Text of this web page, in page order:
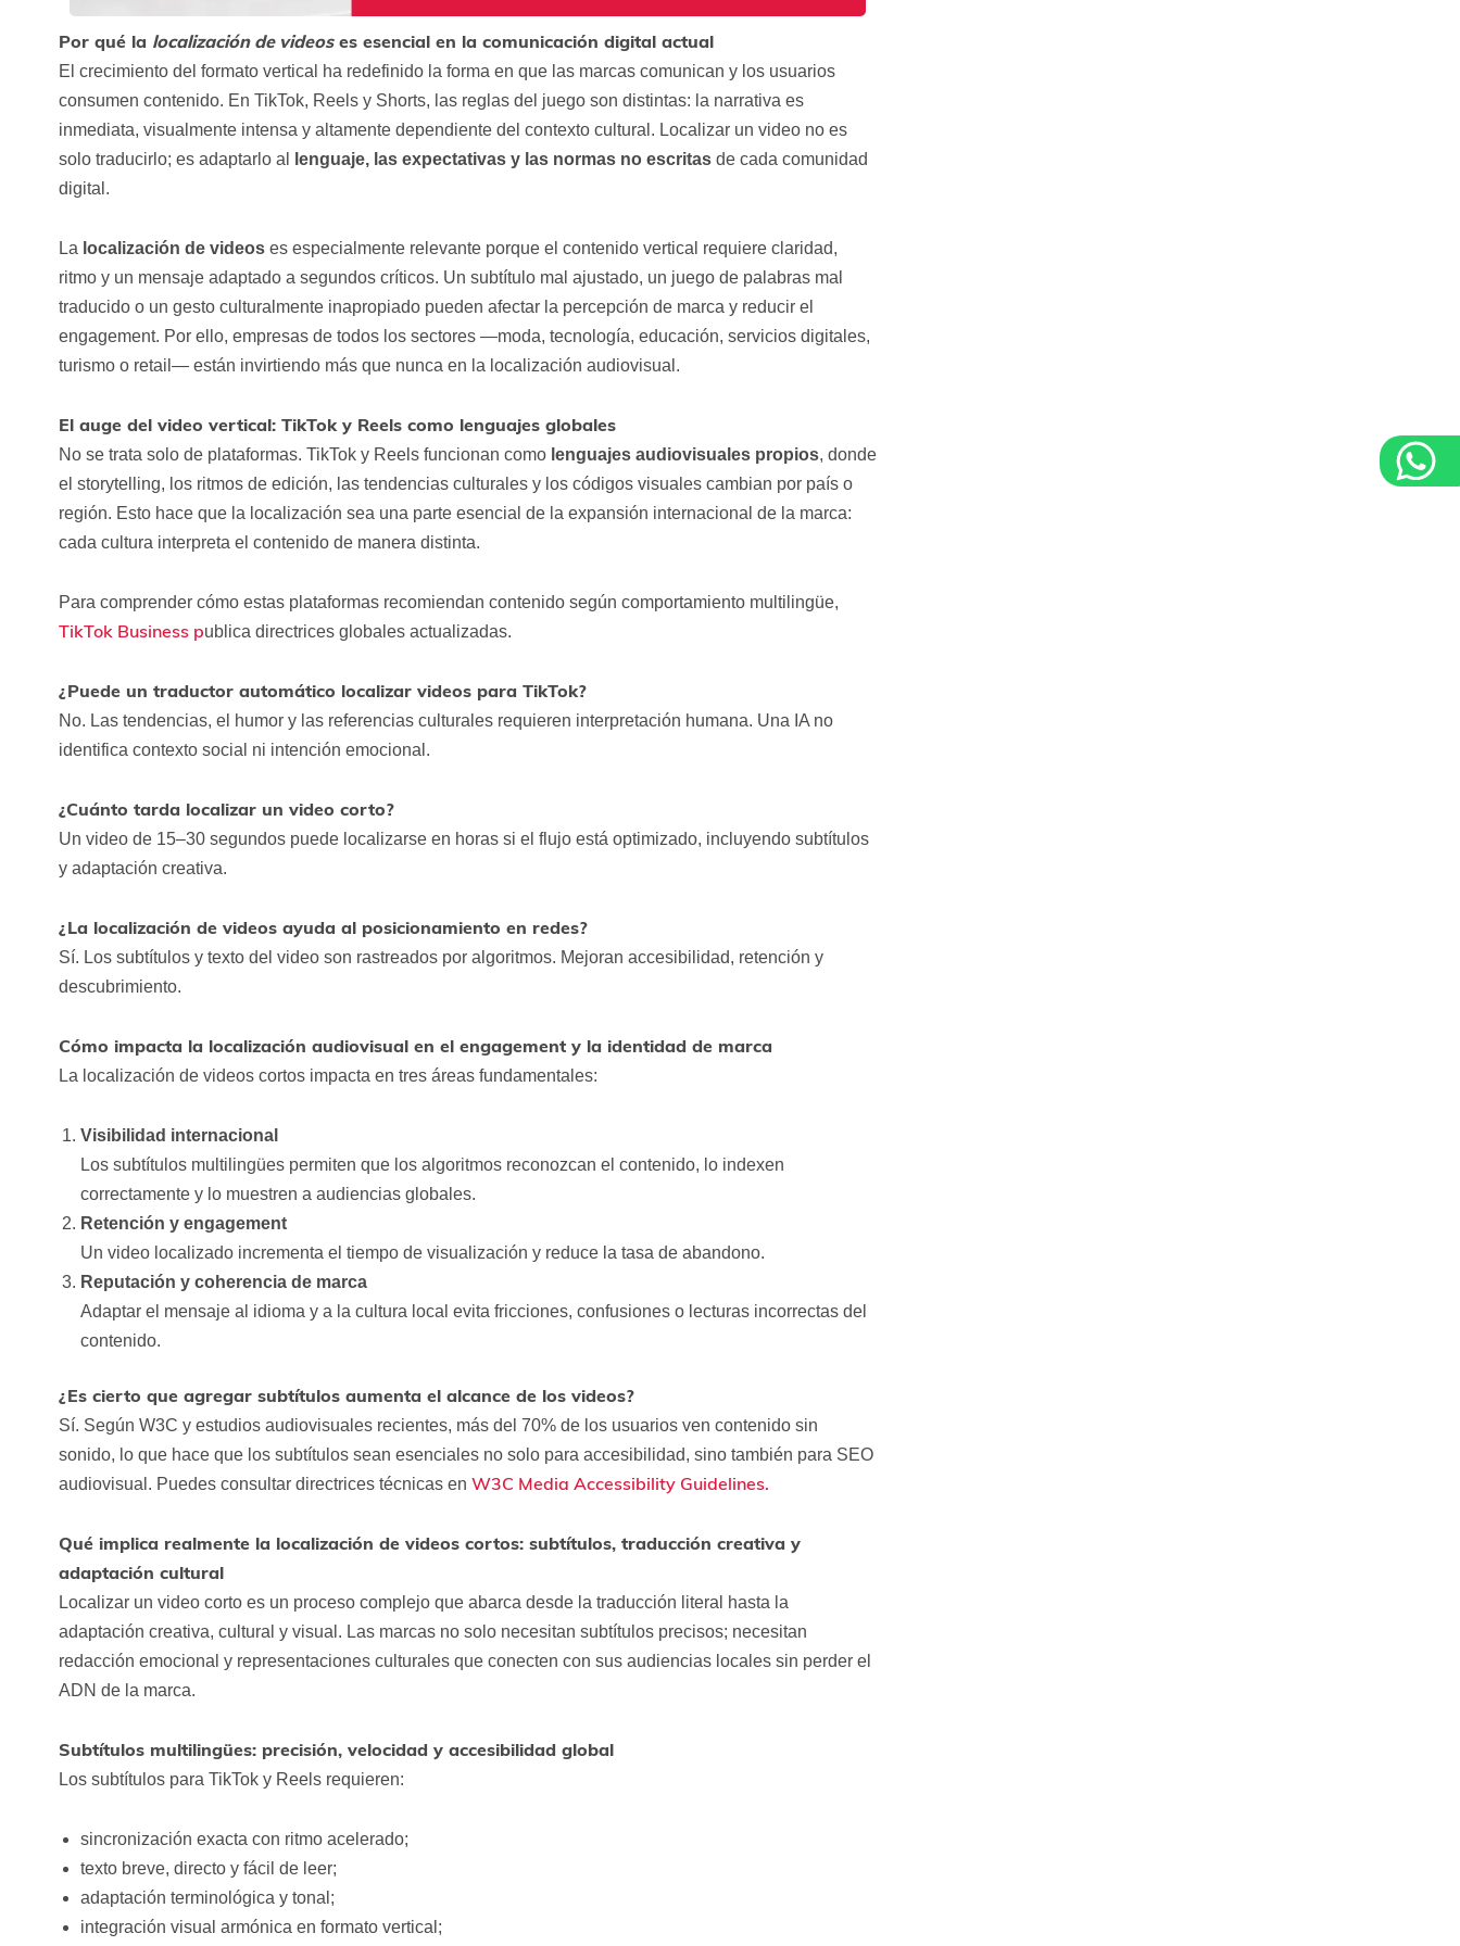
Por qué la localización de videoses esencial en la comunicación digital actual
El crecimiento del formato vertical ha redefinido la forma en que las marcas comunican y los usuarios
consumen contenido. En TikTok, Reels y Shorts, las reglas del juego son distintas: la narrativa es
inmediata, visualmente intensa y altamente dependiente del contexto cultural. Localizar un video no es
solo traducirlo; es adaptarlo al
lenguaje, las expectativas y las normas no escritasde cada comunidad
digital.
La localización de videoses especialmente relevante porque el contenido vertical requiere claridad,
ritmo y un mensaje adaptado a segundos críticos. Un subtítulo mal ajustado, un juego de palabras mal
traducido o un gesto culturalmente inapropiado pueden afectar la percepción de marca y reducir el
engagement. Por ello, empresas de todos los sectores —moda, tecnología, educación, servicios digitales,
turismo o retail— están invirtiendo más que nunca en la localización audiovisual.
El auge del video vertical: TikTok y Reels como lenguajes globales
No se trata solo de plataformas. TikTok y Reels funcionan como lenguajes audiovisuales propios, donde
el storytelling, los ritmos de edición, las tendencias culturales y los códigos visuales cambian por país o
región. Esto hace que la localización sea una parte esencial de la expansión internacional de la marca:
cada cultura interpreta el contenido de manera distinta.
Para comprender cómo estas plataformas recomiendan contenido según comportamiento multilingüe,
TikTok Business publica directrices globales actualizadas.
¿Puede un traductor automático localizar videos para TikTok?
No. Las tendencias, el humor y las referencias culturales requieren interpretación humana. Una IA no
identifica contexto social ni intención emocional.
¿Cuánto tarda localizar un video corto?
Un video de 15–30 segundos puede localizarse en horas si el flujo está optimizado, incluyendo subtítulos
y adaptación creativa.
¿La localización de videos ayuda al posicionamiento en redes?
Sí. Los subtítulos y texto del video son rastreados por algoritmos. Mejoran accesibilidad, retención y
descubrimiento.
Cómo impacta la localización audiovisual en el engagement y la identidad de marca
La localización de videos cortos impacta en tres áreas fundamentales:
Visibilidad internacional
Los subtítulos multilingües permiten que los algoritmos reconozcan el contenido, lo indexen
correctamente y lo muestren a audiencias globales.
Retención y engagement
Un video localizado incrementa el tiempo de visualización y reduce la tasa de abandono.
Reputación y coherencia de marca
Adaptar el mensaje al idioma y a la cultura local evita fricciones, confusiones o lecturas incorrectas del
contenido.
¿Es cierto que agregar subtítulos aumenta el alcance de los videos?
Sí. Según W3C y estudios audiovisuales recientes, más del 70% de los usuarios ven contenido sin
sonido, lo que hace que los subtítulos sean esenciales no solo para accesibilidad, sino también para SEO
audiovisual. Puedes consultar directrices técnicas en W3C Media Accessibility Guidelines.
Qué implica realmente la localización de videos cortos: subtítulos, traducción creativa y
adaptación cultural
Localizar un video corto es un proceso complejo que abarca desde la traducción literal hasta la
adaptación creativa, cultural y visual. Las marcas no solo necesitan subtítulos precisos; necesitan
redacción emocional y representaciones culturales que conecten con sus audiencias locales sin perder el
ADN de la marca.
Subtítulos multilingües: precisión, velocidad y accesibilidad global
Los subtítulos para TikTok y Reels requieren:
sincronización exacta con ritmo acelerado;
texto breve, directo y fácil de leer;
adaptación terminológica y tonal;
integración visual armónica en formato vertical;